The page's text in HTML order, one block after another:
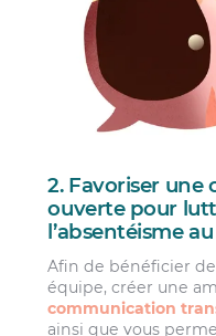
2. Favoriser
ouverte pour
l’absentéisme
Afin de bénéficier
équipe, créer une
communication
ainsi que vous